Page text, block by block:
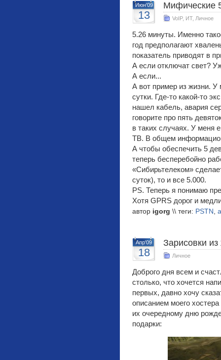
Июн'09
13
Мифические
VoIP, ИТ, Личное
5.26 минуты. Именно
год предполагают
показатель приводят в
А если отключат свет?
А если...
А вот пример из жизни.
сутки. Где-то какой-то
нашел кабель, авария
говорите про пять
в таких случаях. У меня
ТВ. В общем
А чтобы обеспечить 5
теперь бесперебойно
«Сибирьтелеком»
суток), то и все 5.000.
PS. Теперь я понимаю
Хотя GPRS дорог и
автор igorg \\ теги: PSTN ,
Апр'09
18
Зарисовки из
Личное
Доброго дня всем и
столько, что хочется
первых, давно хочу
описанием моего
их очередному дню
подарки: